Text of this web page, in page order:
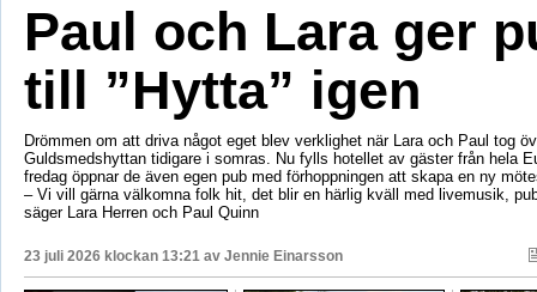
Paul och Lara ger
till ”Hytta” igen
Drömmen om att driva något eget blev verklighet när Lara och Paul tog
Guldsmedshyttan tidigare i somras. Nu fylls hotellet av gäster från hela
fredag öppnar de även egen pub med förhoppningen att skapa en ny
– Vi vill gärna välkomna folk hit, det blir en härlig kväll med livemusik,
säger Lara Herren och Paul Quinn
23 juli 2026 klockan 13:21 av Jennie Einarsson